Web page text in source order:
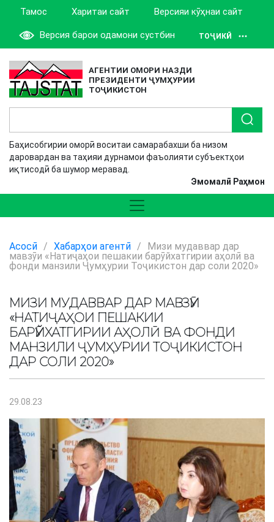
Тамос Харитаи сайт Версияи кӯҳнаи сайт
Версия барои одамони сустбин ТОҶИКӢ
АГЕНТИИ ОМОРИ НАЗДИ
ПРЕЗИДЕНТИ ҶУМҲУРИИ
ТОҶИКИСТОН
Баҳисобгирии оморӣ воситаи самарабахши ба низом
даровардан ва таҳияи дурнамои фаъолияти субъектҳои
иқтисодӣ ба шумор меравад.
Эмомалӣ Раҳмон
Асосӣ / Хабарҳои агентӣ /
Мизи мудаввар дар
мавзӯи «Натиҷаҳои пешакии барӯйхатгирии аҳолӣ ва
фонди манзили Ҷумҳурии Тоҷикистон дар соли 2020»
МИЗИ МУДАВВАР ДАР МАВЗӮИ
«НАТИҶАҲОИ ПЕШАКИИ
БАРӮЙХАТГИРИИ АҲОЛӢ ВА ФОНДИ
МАНЗИЛИ ҶУМҲУРИИ ТОҶИКИСТОН
ДАР СОЛИ 2020»
29.08.23